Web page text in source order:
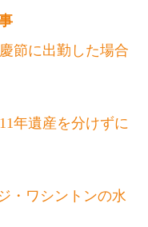
節に出勤した場合
年遺産を分けずに
・ワシントンの水